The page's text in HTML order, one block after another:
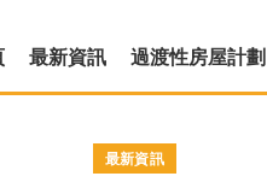
最新資訊 過渡性房屋計劃
最新資訊